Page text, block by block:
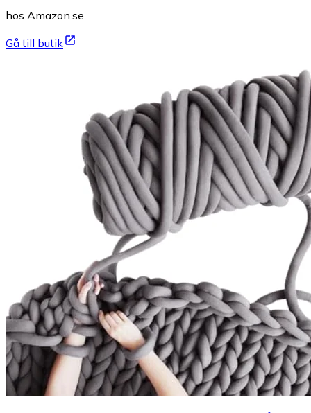
hos Amazon.se
Gå till butik